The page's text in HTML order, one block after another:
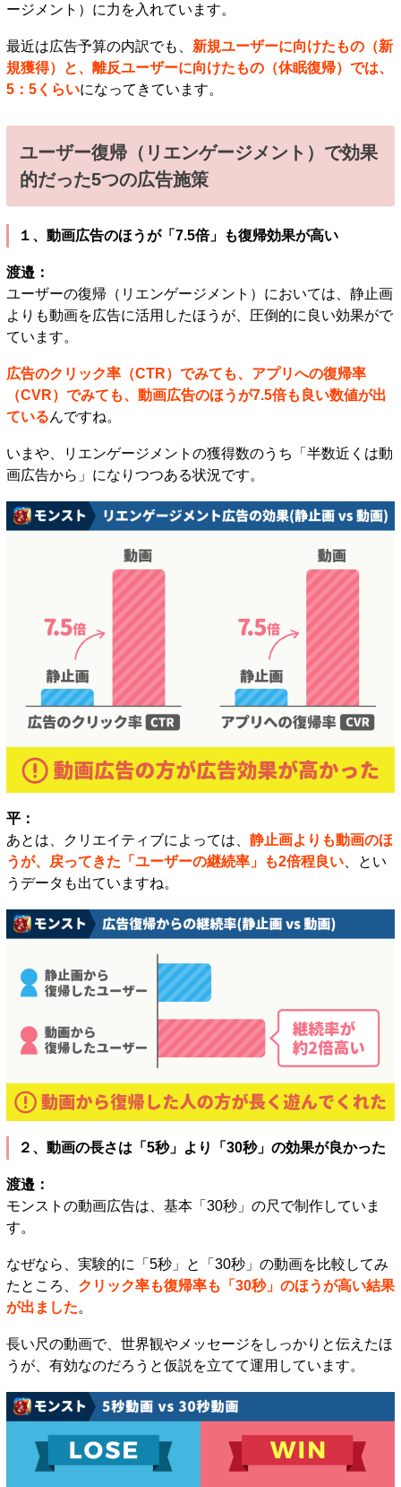
ージメント）に力を入れています。
最近は広告予算の内訳でも、 新規ユーザーに向けたもの（新
規獲得）と、離反ユーザーに向けたもの（休眠復帰）では、
5：5くらいになってきています。
ユーザー復帰（リエンゲージメント）で効果
的だった5つの広告施策
１、動画広告のほうが「7.5倍」も復帰効果が高い
渡邉：
ユーザーの復帰（リエンゲージメント）においては、静止画
よりも動画を広告に活用したほうが、圧倒的に良い効果がで
ています。
広告のクリック率（CTR）でみても、アプリへの復帰率
（CVR）でみても、動画広告のほうが7.5倍も良い数値が出
ているんですね。
いまや、リエンゲージメントの獲得数のうち「半数近くは動
画広告から」になりつつある状況です。
平：
あとは、クリエイティブによっては、 静止画よりも動画のほ
うが、戻ってきた「ユーザーの継続率」も2倍程良い 、とい
うデータも出ていますね。
２、動画の長さは「5秒」より「30秒」の効果が良かった
渡邉：
モンストの動画広告は、基本「30秒」の尺で制作していま
す。
なぜなら、実験的に「5秒」と「30秒」の動画を比較してみ
たところ、 クリック率も復帰率も「30秒」のほうが高い結果
が出ました。
長い尺の動画で、世界観やメッセージをしっかりと伝えたほ
うが、有効なのだろうと仮説を立てて運用しています。